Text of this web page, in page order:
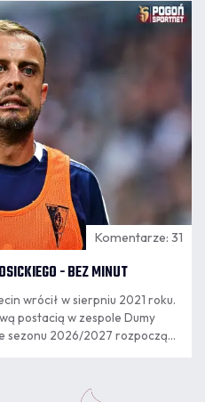
Komentarze: 31
- BEZ MINUT
wrócił w sierpniu 2021 roku.
postacią w zespole Dumy
sezonu 2026/2027 rozpoczął